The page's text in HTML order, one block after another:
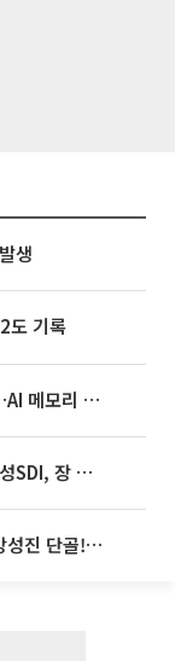
생
도 기록
SK하이닉스, 용인·청주에 54조 투자…AI 메모리 생산기지 키운다
[특징주] 반도체 온기 탄 2차전지...삼성SDI, 장 초반 7% 넘게 껑충
'2TV 생생정보' 오늘방송맛집- 배우 강성진 단골! 쌀국수ㆍ푸팟퐁 커리 맛집 '블○○○'